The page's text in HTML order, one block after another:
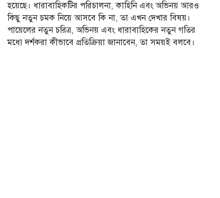
হয়েছে। ধারাবাহিকটির পরিচালনা, কাহিনি এবং অভিনয় আরও
কিছু নতুন চমক নিয়ে আসবে কি না, তা এখন দেখার বিষয়।
পায়েলের নতুন চরিত্র, অভিনয় এবং ধারাবাহিকের নতুন গতির
মধ্যে দর্শকরা কীভাবে প্রতিক্রিয়া জানাবেন, তা সময়ই বলবে।